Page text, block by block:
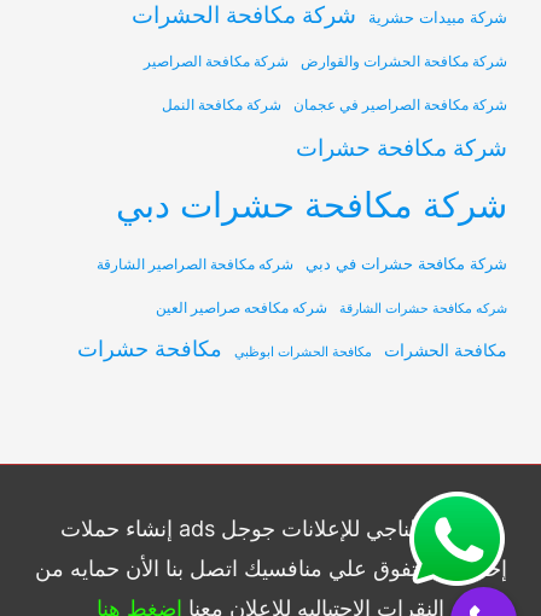
شركة مبيدات حشرية شركة مكافحة الحشرات
شركة مكافحة الحشرات والقوارض شركة مكافحة الصراصير
شركة مكافحة الصراصير في عجمان شركة مكافحة النمل
شركة مكافحة حشرات
شركة مكافحة حشرات دبي
شركة مكافحة حشرات في دبي شركه مكافحة الصراصير الشارقة
شركه مكافحة حشرات الشارقة شركه مكافحه صراصير العين
مكافحة الحشرات مكافحة الحشرات ابوظبي مكافحة حشرات
شركة الناجي للإعلانات جوجل ads إنشاء حملات
إحترافيه وتفوق علي منافسيك اتصل بنا الأن حمايه من
النقرات الإحتياليه للاعلان معنا اضغط هنا